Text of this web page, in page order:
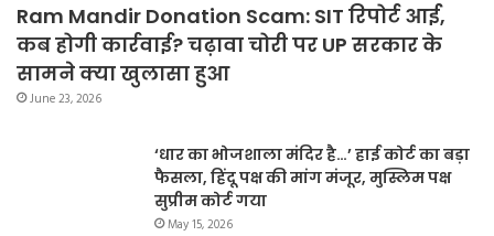
Ram Mandir Donation Scam: SIT रिपोर्ट आई,
कब होगी कार्रवाई? चढ़ावा चोरी पर UP सरकार के
सामने क्या खुलासा हुआ
June 23, 2026
‘धार का भोजशाला मंदिर है…’ हाई कोर्ट का बड़ा
फैसला, हिंदू पक्ष की मांग मंजूर, मुस्लिम पक्ष
सुप्रीम कोर्ट गया
May 15, 2026